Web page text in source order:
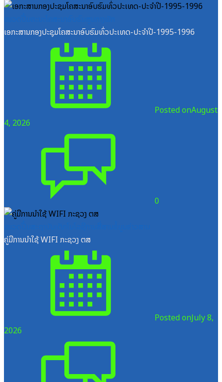
ເອກະສານກອງປະຊຸມໂຄສະນາອົບຮົມທົ່ວປະເທດ-ປະຈໍາປີ-1995-1996
Posted onAugust
4, 2026
0
ຄູ່ມືການນຳໃຊ້ WIFI ກະຊວງ ຕສ
Posted onJuly 8,
2026